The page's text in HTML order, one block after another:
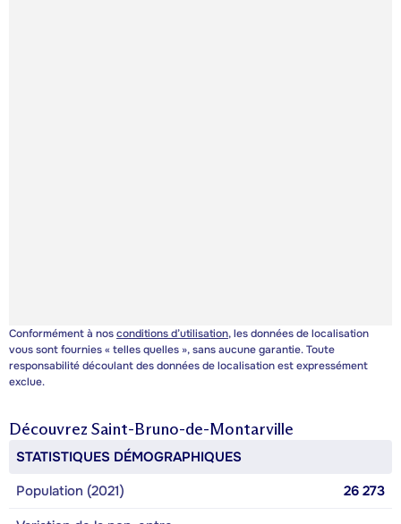
Conformément à nosconditions d’utilisation, les données de localisation
vous sont fournies « telles quelles », sans aucune garantie. Toute
responsabilité découlant des données de localisation est expressément
exclue.
Découvrez Saint-Bruno-de-Montarville
STATISTIQUES DÉMOGRAPHIQUES
Population (2021)
26 273